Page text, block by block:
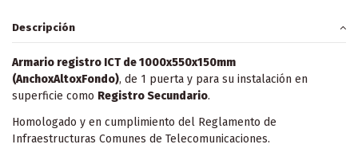
Descripción
Armario registro ICT de 1000x550x150mm
(AnchoxAltoxFondo), de 1 puerta y para su instalación en
superficie como Registro Secundario.
Homologado y en cumplimiento del Reglamento de
Infraestructuras Comunes de Telecomunicaciones.